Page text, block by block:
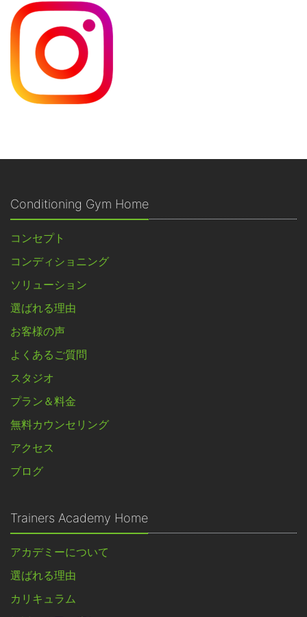
Conditioning Gym Home
コンセプト
コンディショニング
ソリューション
選ばれる理由
お客様の声
よくあるご質問
スタジオ
プラン＆料金
無料カウンセリング
アクセス
ブログ
Trainers Academy Home
アカデミーについて
選ばれる理由
カリキュラム